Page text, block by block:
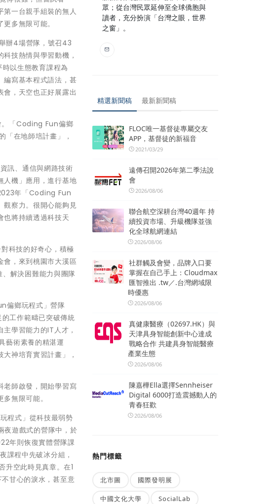
第一台親手組裝的無人
多無限可能。
辦4場營隊，號召43
技熱情與學習動機，
以生態教育課程為
編寫基本程式語法，甚
，天空也正好展露出
。「Coding Fun偏鄉
「在地師培計畫」，
訊、通信與網路技術
人機」應用，進行基地
年「Coding Fun
觀察力。很開心能夠見
也將持續透過科技天
科技的好奇心，積極
會，來到桃園市大溪區
解決困難能力與團隊
偏鄉玩程式」營隊
工作範疇已突破傳統
學習能力的IT人才，
藝術素養的精湛運
神培育實習計畫」，
老師啟發，開始學習寫
無限可能。
程式」從科技最弱勢
夜遊戲式的營隊中，於
年則恢復實體營隊課
課程中先破冰分組，
空此時見真章。在1
甘心的淚水，甚至意
眾；從台灣民眾延伸至全球僑胞與
讀者，充分扮演「台灣之眼，世界
之窗」。
精選新聞稿 最新新聞稿
FLOC唯一基督徒專屬交友
APP，基督徒的新福音
2021/03/29
遠傳召開2026年第二季法說
會
2026/08/06
聯合航空深耕台灣40週年 持
續投資市場、升級機隊並強
化全球航網連結
2026/08/06
社群觸及會變，品牌入口要
掌握在自己手上：Cloudmax
匯智推出 .tw／.台灣網域限
時優惠
2026/08/06
真健康醫療（02697.HK）與
天津具身智能創新中心達成
戰略合作 共建具身智能醫療
產業生態
2026/08/06
陳嘉樺Ella選擇Sennheiser
Digital 6000打造震撼動人的
青春狂歡
2026/08/06
熱門標籤
北市圖 國際發明展
中國文化大學 SocialLab